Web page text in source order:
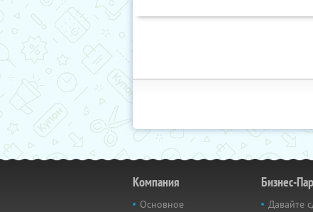
Компания
Основное
Бизнес-
Давайте